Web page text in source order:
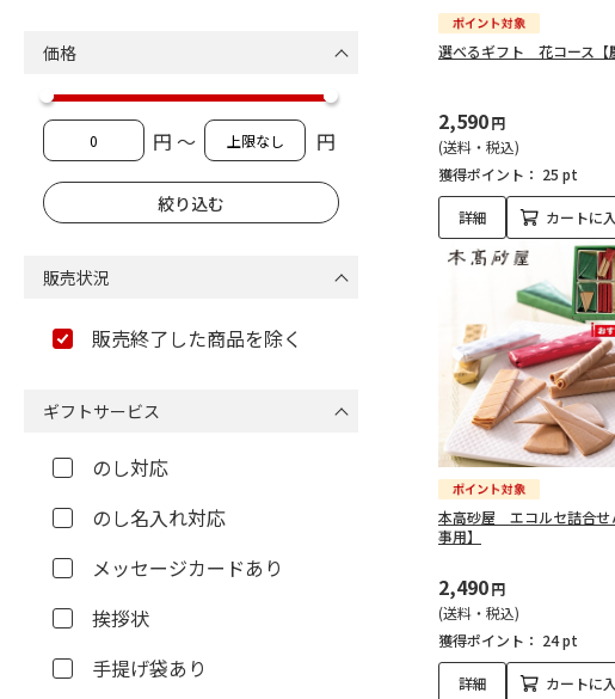
選べるギフト 花コース【
2,590円
(送料・税込)
獲得ポイント： 25 pt
詳細 カートに
本高砂屋 エコルセ詰合せ
事用】
2,490円
(送料・税込)
獲得ポイント： 24 pt
詳細 カートに
価格
円 ～ 円
販売状況
販売終了した商品を除く
ギフトサービス
のし対応
のし名入れ対応
メッセージカードあり
挨拶状
手提げ袋あり